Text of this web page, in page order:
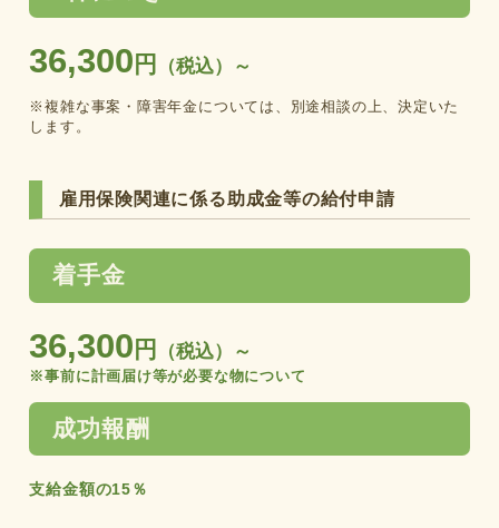
36,300 円 （税込）～
※複雑な事案・障害年金については、別途相談の上、決定いた
します。
雇用保険関連に係る助成金等の給付申請
着手金
36,300 円 （税込）～
※事前に計画届け等が必要な物について
成功報酬
支給金額の15％